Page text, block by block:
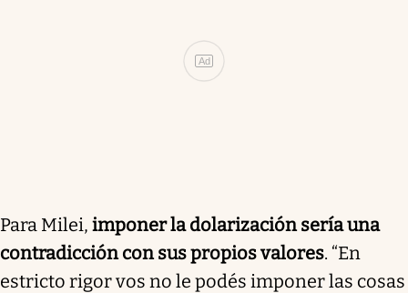
Ad
Para Milei, imponer la dolarización sería una
contradicción con sus propios valores. “En
estricto rigor vos no le podés imponer las cosas